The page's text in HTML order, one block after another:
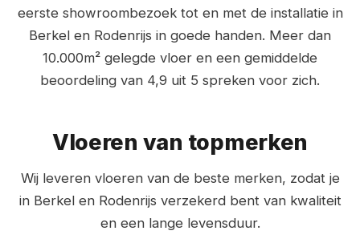
eerste showroombezoek tot en met de installatie in
Berkel en Rodenrijs in goede handen. Meer dan
10.000m² gelegde vloer en een gemiddelde
beoordeling van 4,9 uit 5 spreken voor zich.
Vloeren van topmerken
Wij leveren vloeren van de beste merken, zodat je
in Berkel en Rodenrijs verzekerd bent van kwaliteit
en een lange levensduur.